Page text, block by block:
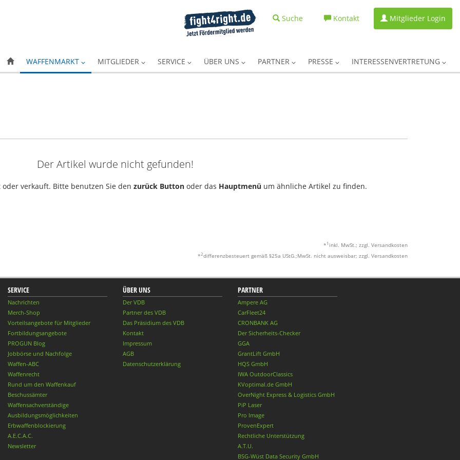
Suche Kontakt Mitglieder Login
WAFFENMARKT MITGLIEDER SERVICE ÜBER UNS PARTNER PRESSE INTERESSENVERTRETUNG
Der Artikel wurde nicht gefunden!
verkauft. Bitte benutzen Sie den zurück Button oder das Hauptmenü um ähnliche Artikel zu finden.
* 1 inkl. MwSt.; zzgl. Versandkosten
*2differenzbesteuert gemäß §25a UStG.;MwSt. nicht ausweisbar; zzgl. Versandkosten
SERVICE
Nachrichten
Merch-Shop
Vorteilsangebote für Mitglieder
Fortbildungsangebote
PROGUN Blog
Jobbörse und Nachfolge
Waffen-ABC
Waffenrecht
Rund um den Waffenkauf
Beschussämter
Waffensachverständige
Ausbildungsmöglichkeiten
Erbwaffenblockierung
A.E.C.A.C.
Newsletter
ÜBER UNS
Der VDB
Partner des VDB
Das Präsidium des VDB
Kontakt
Impressum
AGB
Datenschutzerklärung
PARTNER
Ampere AG
CarFleet24
CRONBANK AG
Der Sicherheits-Checker
GGA
GrantLift GmbH
HQS GmbH
IWA OutdoorClassics
KVoptimal.de GmbH
OverNight Express & Logistics GmbH
PiP Laser
Pro Image
ProvenExpert
Rechtliche Unterstützung
A.T.U.
BSG-Wüst Data Security GmbH